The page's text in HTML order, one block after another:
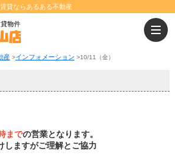
貸ならあるある不動産
産>インフォメーション >10/11（金）
までの営業となります。
しますがご理解とご協力